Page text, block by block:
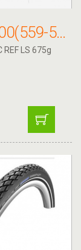
SCHWALBE KÜLSŐ 26X2.00(559-50) BIG APPLE PERF 11100298
REF LS 675g